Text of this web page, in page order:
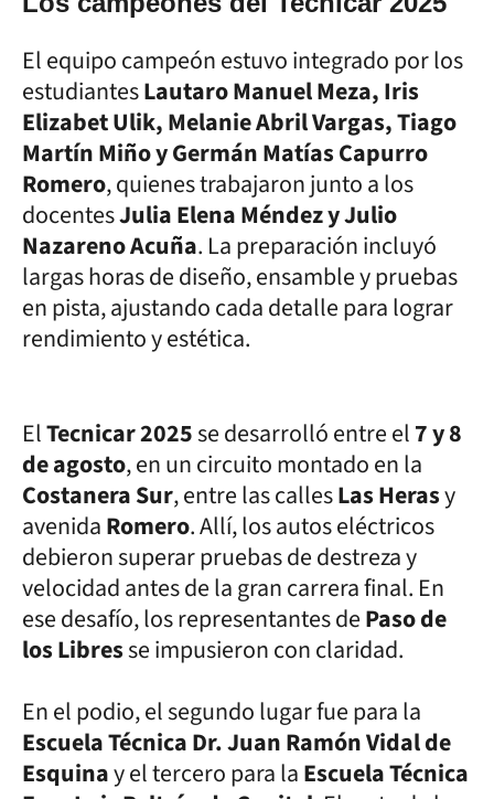
El equipo campeón estuvo integrado por los
estudiantesLautaro Manuel Meza, Iris
Elizabet Ulik, Melanie Abril Vargas, Tiago
Martín Miño y Germán Matías Capurro
Romero, quienes trabajaron junto a los
docentesJulia Elena Méndez y Julio
Nazareno Acuña. La preparación incluyó
largas horas de diseño, ensamble y pruebas
en pista, ajustando cada detalle para lograr
rendimiento y estética.
ElTecnicar 2025se desarrolló entre el7 y 8
de agosto, en un circuito montado en la
Costanera Sur, entre las callesLas Herasy
avenidaRomero. Allí, los autos eléctricos
debieron superar pruebas de destreza y
velocidad antes de la gran carrera final. En
ese desafío, los representantes dePaso de
los Libresse impusieron con claridad.
En el podio, el segundo lugar fue para la
Escuela Técnica Dr. Juan Ramón Vidal de
Esquinay el tercero para laEscuela Técnica